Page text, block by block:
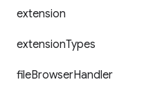
extension
extensionTypes
fileBrowserHandler